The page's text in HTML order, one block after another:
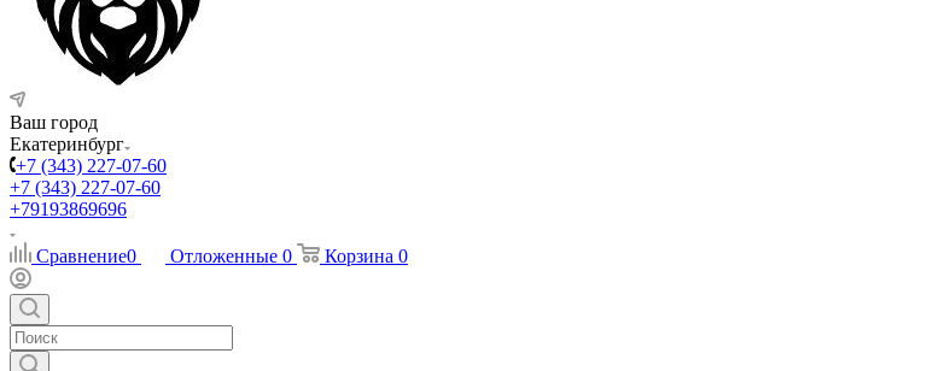
Ваш город
Екатеринбург
+7 (343) 227-07-60
+7 (343) 227-07-60
+79193869696
Сравнение0 Отложенные 0 Корзина 0